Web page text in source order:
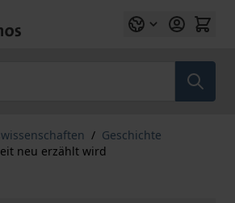
/ Geschichte
neu erzählt wird